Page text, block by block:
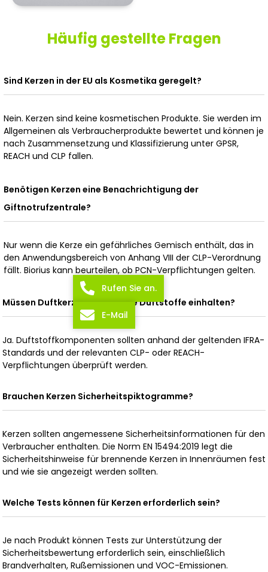
Häufig gestellte Fragen
Sind Kerzen in der EU als Kosmetika geregelt?
Nein. Kerzen sind keine kosmetischen Produkte. Sie werden im
Allgemeinen als Verbraucherprodukte bewertet und können je
nach Zusammensetzung und Klassifizierung unter GPSR,
REACH und CLP fallen.
Benötigen Kerzen eine Benachrichtigung der
Giftnotrufzentrale?
Nur wenn die Kerze ein gefährliches Gemisch enthält, das in
den Anwendungsbereich von Anhang VIII der CLP-Verordnung
fällt. Biorius kann beurteilen, ob PCN-Verpflichtungen gelten.
Müssen Duftkerzen bestimmte Duftstoffe einhalten?
Ja. Duftstoffkomponenten sollten anhand der geltenden IFRA-
Standards und der relevanten CLP- oder REACH-
Verpflichtungen überprüft werden.
Brauchen Kerzen Sicherheitspiktogramme?
Kerzen sollten angemessene Sicherheitsinformationen für den
Verbraucher enthalten. Die Norm EN 15494:2019 legt die
Sicherheitshinweise für brennende Kerzen in Innenräumen fest
und wie sie angezeigt werden sollten.
Welche Tests können für Kerzen erforderlich sein?
Je nach Produkt können Tests zur Unterstützung der
Sicherheitsbewertung erforderlich sein, einschließlich
Brandverhalten, Rußemissionen und VOC-Emissionen.
Rufen Sie an.
E-Mail